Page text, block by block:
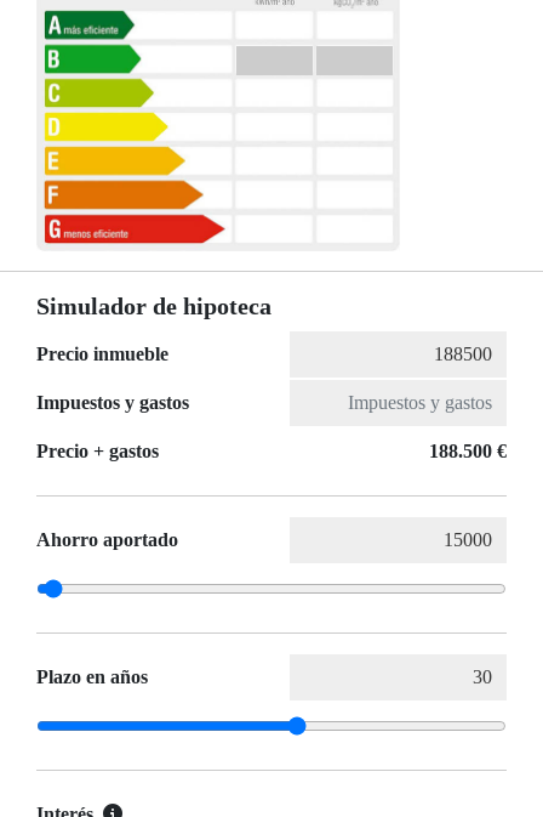
Simulador de hipoteca
Precio inmueble
Impuestos y gastos
Precio + gastos 188.500 €
Ahorro aportado
Plazo en años